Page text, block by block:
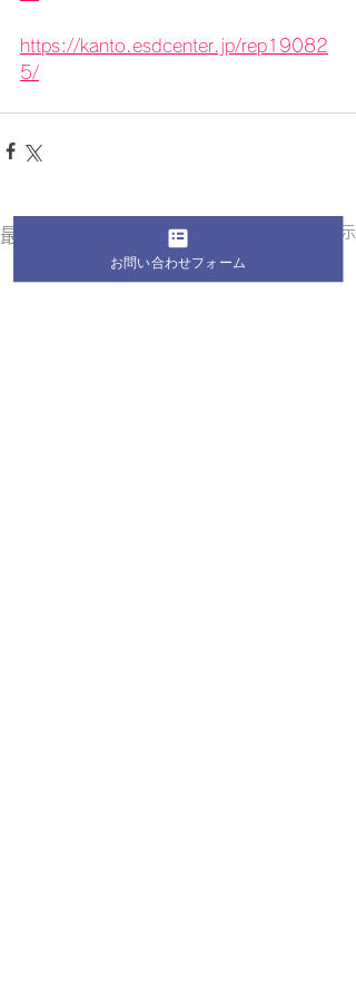
https://kanto.esdcenter.jp/rep19082
5/
最新記事 すべて表示
お問い合わせフォーム